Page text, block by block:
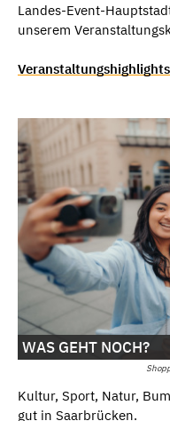
Landes-Event-
unserem
Veranstaltungshighlights
WAS GEHT NOCH?
Kultur, Sport, Natur,
gut in Saarbrücken.